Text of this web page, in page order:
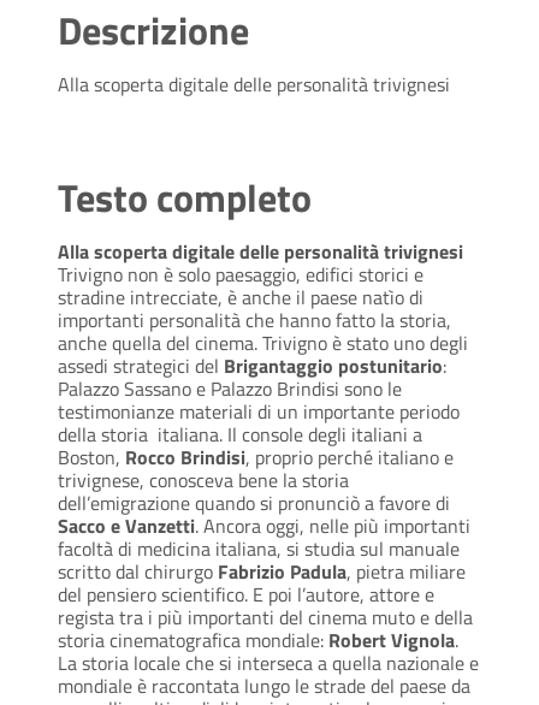
Descrizione
Alla scoperta digitale delle personalità trivignesi
Testo completo
Alla scoperta digitale delle personalità trivignesi
Trivigno non è solo paesaggio, edifici storici e
stradine intrecciate, è anche il paese natìo di
importanti personalità che hanno fatto la storia,
anche quella del cinema. Trivigno è stato uno degli
assedi strategici del Brigantaggio postunitario:
Palazzo Sassano e Palazzo Brindisi sono le
testimonianze materiali di un importante periodo
della storia italiana. Il console degli italiani a
Boston, Rocco Brindisi, proprio perché italiano e
trivignese, conosceva bene la storia
dell’emigrazione quando si pronunciò a favore di
Sacco e Vanzetti. Ancora oggi, nelle più importanti
facoltà di medicina italiana, si studia sul manuale
scritto dal chirurgo Fabrizio Padula, pietra miliare
del pensiero scientifico. E poi l’autore, attore e
regista tra i più importanti del cinema muto e della
storia cinematografica mondiale: Robert Vignola.
La storia locale che si interseca a quella nazionale e
mondiale è raccontata lungo le strade del paese da